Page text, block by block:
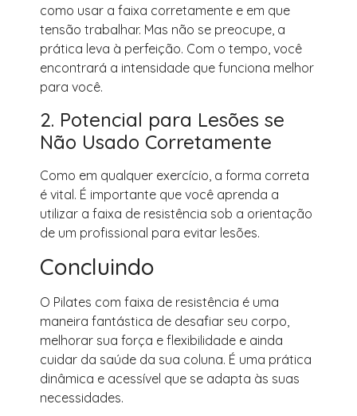
como usar a faixa corretamente e em que
tensão trabalhar. Mas não se preocupe, a
prática leva à perfeição. Com o tempo, você
encontrará a intensidade que funciona melhor
para você.
2. Potencial para Lesões se
Não Usado Corretamente
Como em qualquer exercício, a forma correta
é vital. É importante que você aprenda a
utilizar a faixa de resistência sob a orientação
de um profissional para evitar lesões.
Concluindo
O Pilates com faixa de resistência é uma
maneira fantástica de desafiar seu corpo,
melhorar sua força e flexibilidade e ainda
cuidar da saúde da sua coluna. É uma prática
dinâmica e acessível que se adapta às suas
necessidades.